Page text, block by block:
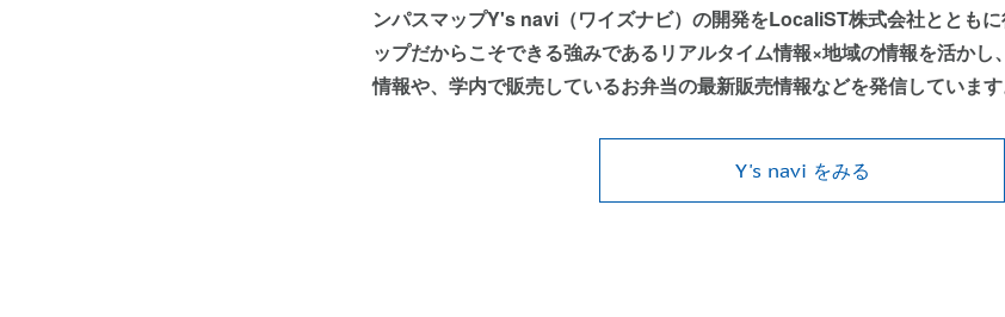
ンパスマップY's navi （ワイズナビ）の開発をLocaliST株式会社ととも
ップだからこそできる強みであるリアルタイム情報×地域の情報を活かし
情報や、学内で販売しているお弁当の最新販売情報などを発信しています
Y's navi をみる